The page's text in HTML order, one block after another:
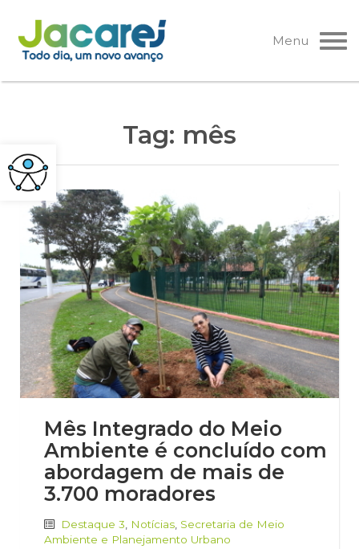
Pular
para
o
Menu
Tag: mês
Mês Integrado do Meio
Ambiente é concluído com
abordagem de mais de
3.700 moradores
Destaque 3 Notícias Secretaria de Meio
Ambiente e Planejamento Urbano